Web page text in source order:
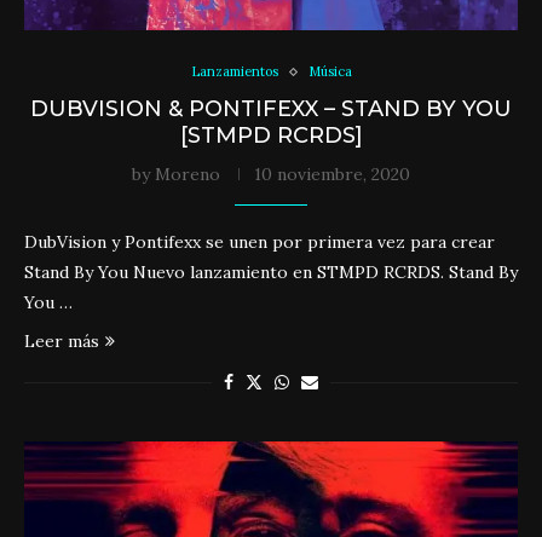
Lanzamientos Música
DUBVISION & PONTIFEXX – STAND BY YOU
[STMPD RCRDS]
by Moreno 10 noviembre, 2020
DubVision y Pontifexx se unen por primera vez para crear
Stand By You Nuevo lanzamiento en STMPD RCRDS. Stand By
You …
Leer más